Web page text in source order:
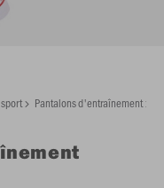
Pantalons d'entraînement